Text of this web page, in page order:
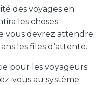
des voyages en
les choses.
vous devrez attendre
les files d’attente.
pour les voyageurs
vous au système